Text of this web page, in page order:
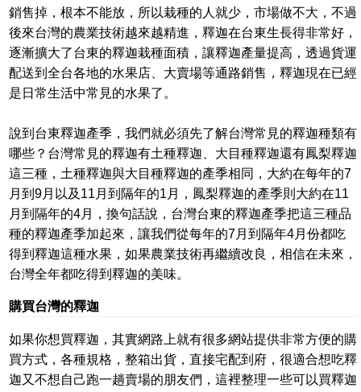
銷售掉，根本不能放，所以栽種的人就少，市場做不大，不過
後來台灣的農業技術越來越精進，釋迦在台東生長得非常好，
逐漸擴大了台東的釋迦栽種面積，讓釋迦產量提高，透過貨運
配送到全台各地的水果店、大賣場等通路銷售，釋迦現在已經
是日常生活中常見的水果了。
說到台東釋迦產季，我們就必須先了解台灣常見的釋迦種類有
哪些？台灣常見的釋迦有土種釋迦、大目種釋迦還有鳳梨釋迦
這三種，土種釋迦與大目種釋迦的產季相同，大約在每年的7
月到9月以及11月到隔年的1月，鳳梨釋迦的產季則大約在11
月到隔年的4月，換句話說，台灣台東的釋迦產季把這三種品
種的釋迦產季加起來，讓我們從每年的7月到隔年4月份都吃
得到釋迦這種水果，如果農業技術再繼續改良，相信在未來，
台灣全年都吃得到釋迦的美味。
購買台灣的釋迦
如果你想買釋迦，其實網路上就有很多網站提供非常方便的購
買方式，各種規格，整箱出貨，直接宅配到府，很適合想吃釋
迦又不想自己跑一趟賣場的朋友們，這裡整理一些可以買釋迦